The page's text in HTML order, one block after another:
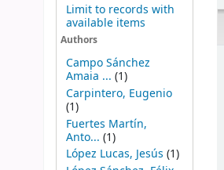
Limit to records with
available items
Authors
Campo Sánchez
Amaia ... (1)
Carpintero, Eugenio
(1)
Fuertes Martín,
Anto... (1)
López Lucas, Jesús (1)